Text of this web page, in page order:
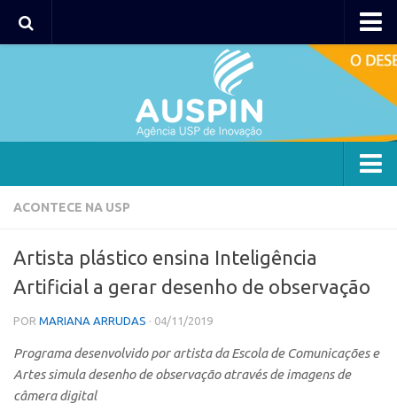
Agência
Coordenação
Polos
Polo Capital
Polo Lorena
Polo Ribeirão Preto
ACONTECE NA USP
Artista plástico ensina Inteligência
Artificial a gerar desenho de observação
POR MARIANA ARRUDAS · 04/11/2019
Programa desenvolvido por artista da Escola de Comunicações e
Artes simula desenho de observação através de imagens de
câmera digital